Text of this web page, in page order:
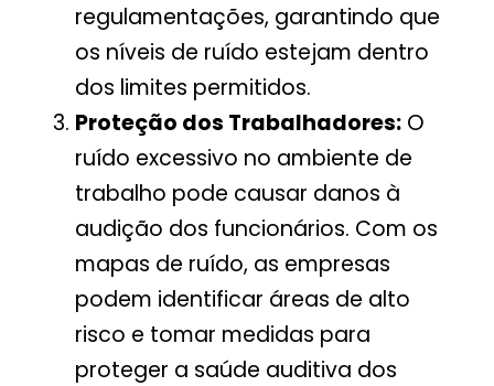
regulamentações, garantindo que
os níveis de ruído estejam dentro
dos limites permitidos.
Proteção dos Trabalhadores: O
ruído excessivo no ambiente de
trabalho pode causar danos à
audição dos funcionários. Com os
mapas de ruído, as empresas
podem identificar áreas de alto
risco e tomar medidas para
proteger a saúde auditiva dos